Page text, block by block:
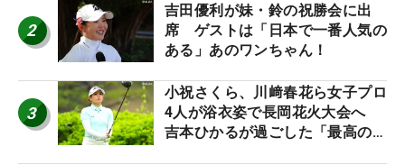
2
吉田優利が妹・鈴の祝勝会に出
席 ゲストは「日本で一番人気の
ある」あのワンちゃん！
3
小祝さくら、川﨑春花ら女子プロ
4人が浴衣姿で長岡花火大会へ
吉本ひかるが過ごした「最高の夏